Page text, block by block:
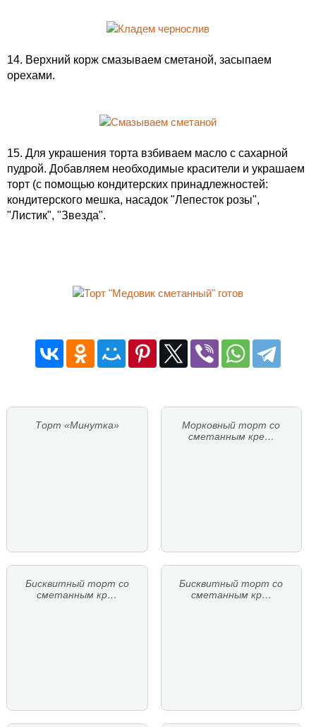
14. Верхний корж смазываем сметаной, засыпаем
орехами.
15. Для украшения торта взбиваем масло с сахарной
пудрой. Добавляем необходимые красители и украшаем
торт (с помощью кондитерских принадлежностей:
кондитерского мешка, насадок "Лепесток розы",
"Листик", "Звезда".
Торт «Минутка»
Морковный торт со
сметанным кре…
Бисквитный торт со
сметанным кр…
Бисквитный торт со
сметанным кр…